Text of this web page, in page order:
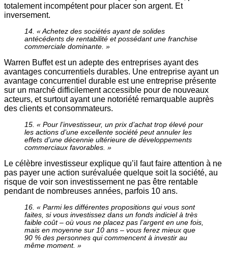
totalement incompétent pour placer son argent. Et
inversement.
14. « Achetez des sociétés ayant de solides
antécédents de rentabilité et possédant une franchise
commerciale dominante. »
Warren Buffet est un adepte des entreprises ayant des
avantages concurrentiels durables. Une entreprise ayant un
avantage concurrentiel durable est une entreprise présente
sur un marché difficilement accessible pour de nouveaux
acteurs, et surtout ayant une notoriété remarquable auprès
des clients et consommateurs.
15. « Pour l’investisseur, un prix d’achat trop élevé pour
les actions d’une excellente société peut annuler les
effets d’une décennie ultérieure de développements
commerciaux favorables. »
Le célèbre investisseur explique qu’il faut faire attention à ne
pas payer une action surévaluée quelque soit la société, au
risque de voir son investissement ne pas être rentable
pendant de nombreuses années, parfois 10 ans.
16. « Parmi les différentes propositions qui vous sont
faites, si vous investissez dans un fonds indiciel à très
faible coût – où vous ne placez pas l’argent en une fois,
mais en moyenne sur 10 ans – vous ferez mieux que
90 % des personnes qui commencent à investir au
même moment. »